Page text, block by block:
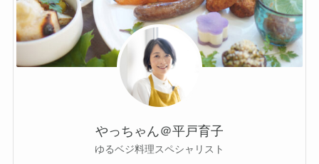
やっちゃん＠平戸育子
ゆるベジ料理スペシャリスト